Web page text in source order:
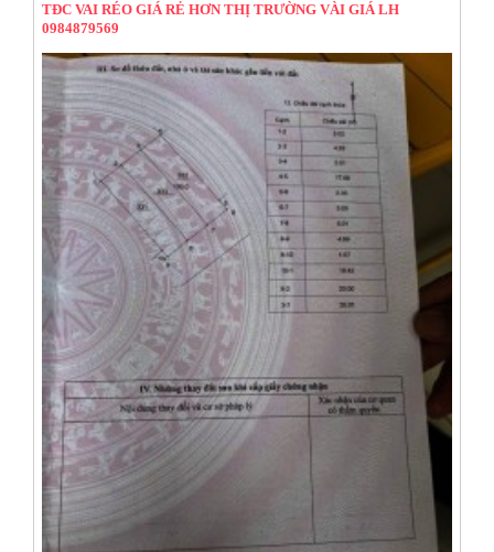
TĐC VAI RÉO GIÁ RẺ HƠN THỊ TRƯỜNG VÀI GIÁ LH
0984879569